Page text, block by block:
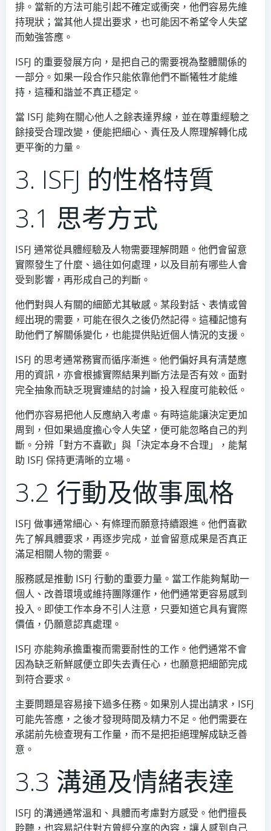
排。當新的方法可能引起不確定或衝突，他們容易先維
持現狀；當其他人提出要求，也可能因不希望令人失望
而勉強答應。
ISFJ 的重要發展方向，是把自己的需要視為整體關係的
一部分。如果一段合作只能依靠他們不斷犧牲才能維
持，這種和諧並不真正穩定。
當 ISFJ 能夠在關心他人之餘表達界線，並在尊重經驗之
餘接受合理改變，便能把細心、責任及人際理解轉化成
更平衡的力量。
3. ISFJ 的性格特質
3.1 思考方式
ISFJ 通常從具體經驗及人物需要理解問題。他們會留意
實際發生了什麼、過往如何處理，以及目前有哪些人會
受到影響，再形成自己的判斷。
他們對與人有關的細節尤其敏感。某段對話、表情或曾
經出現的需要，可能在很久之後仍然記得。這種記憶有
助他們了解關係變化，也能提供貼近個人情況的支援。
ISFJ 的思考通常務實而循序漸進。他們偏好具有清楚應
用的資訊，亦會根據實際結果判斷方法是否有效。面對
完全抽象而缺乏現實連結的討論，投入程度可能較低。
他們亦容易把他人反應納入考慮。有時這能讓決定更加
周到，但如果過度擔心令人失望，便可能忽略自己的判
斷。分辨「對方不喜歡」與「決定本身不合理」，能幫
助 ISFJ 保持更清晰的立場。
3.2 行動及做事風格
ISFJ 做事通常細心、有條理而願意持續跟進。他們喜歡
先了解具體要求，再逐步完成，並會留意成果是否真正
滿足相關人物的需要。
服務感是推動 ISFJ 行動的重要力量。當工作能夠幫助一
個人、改善環境或維持團隊運作，他們通常更容易感到
投入。即使工作本身不引人注意，只要知道它具有實際
價值，仍願意認真處理。
ISFJ 亦能夠承擔重複而需要耐性的工作。他們通常不會
因為缺乏新鮮感便立即失去責任心，也願意把細節完成
到符合要求。
主要問題是容易接下過多任務。如果別人提出請求，ISFJ
可能先答應，之後才發現時間及精力不足。他們需要在
承諾前先檢查現有工作量，而不是把拒絕理解成缺乏善
意。
3.3 溝通及情緒表達
ISFJ 的溝通通常溫和、具體而考慮對方感受。他們擅長
聆聽，也容易記住對方曾經分享的內容，讓人感到自己